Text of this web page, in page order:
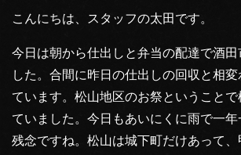
こんにちは、スタッフの太田です。
今日は朝から仕出しと弁当の配達で酒田
した。合間に昨日の仕出しの回収と相
ています。松山地区のお祭ということ
ていました。今日もあいにくに雨で一
残念ですね。松山は城下町だけあって